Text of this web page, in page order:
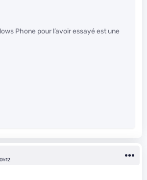
Phone pour l’avoir essayé est une